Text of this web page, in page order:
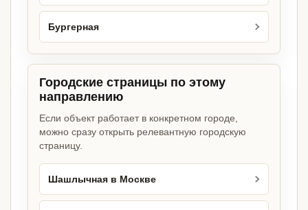
Бургерная
Городские страницы по этому
направлению
Если объект работает в конкретном городе,
можно сразу открыть релевантную городскую
страницу.
Шашлычная в Москве